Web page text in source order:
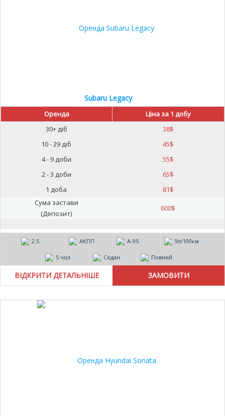
Subaru Legacy
Оренда
Ціна за 1 добу
30+ діб
38$
10 - 29 діб
45$
4 - 9 доби
55$
2 - 3 доби
65$
1 доба
81$
Сума застави
(Депозит)
600$
2.5 АКПП А-95 9л/100км
5 чол Седан Повний
ВІДКРИТИ ДЕТАЛЬНІШЕ